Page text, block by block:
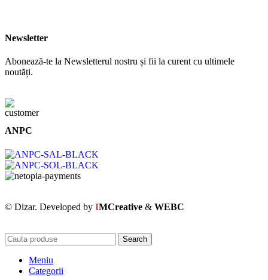
Newsletter
Abonează-te la Newsletterul nostru și fii la curent cu ultimele
noutăți.
ANPC
© Dizar. Developed by IMCreative & WEBC
Search
Meniu
Categorii